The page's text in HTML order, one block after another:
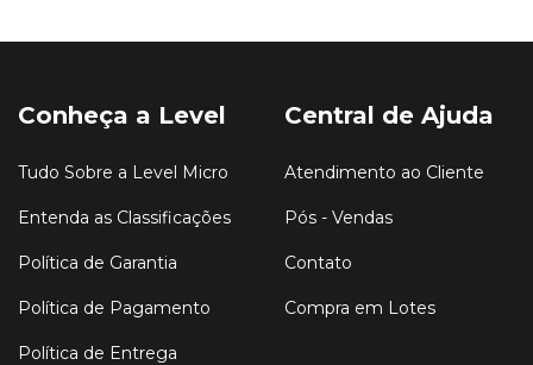
Conheça a Level
Tudo Sobre a Level Micro
Entenda as Classificações
Política de Garantia
Política de Pagamento
Política de Entrega
Central de Ajuda
Atendimento ao Cliente
Pós - Vendas
Contato
Compra em Lotes